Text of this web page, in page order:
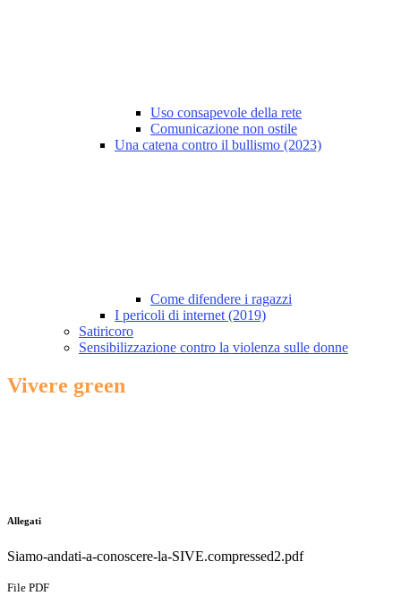
Uso consapevole della rete
Comunicazione non ostile
Una catena contro il bullismo (2023)
Come difendere i ragazzi
I pericoli di internet (2019)
Satiricoro
Sensibilizzazione contro la violenza sulle donne
Vivere green
Allegati
Siamo-andati-a-conoscere-la-SIVE.compressed2.pdf
File PDF